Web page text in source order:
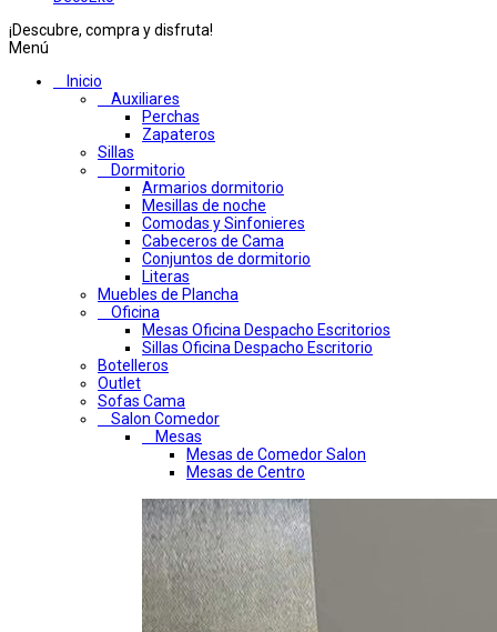
¡Descubre, compra y disfruta!
Menú
Inicio
Auxiliares
Perchas
Zapateros
Sillas
Dormitorio
Armarios dormitorio
Mesillas de noche
Comodas y Sinfonieres
Cabeceros de Cama
Conjuntos de dormitorio
Literas
Muebles de Plancha
Oficina
Mesas Oficina Despacho Escritorios
Sillas Oficina Despacho Escritorio
Botelleros
Outlet
Sofas Cama
Salon Comedor
Mesas
Mesas de Comedor Salon
Mesas de Centro